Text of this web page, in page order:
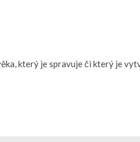
který je spravuje či který je